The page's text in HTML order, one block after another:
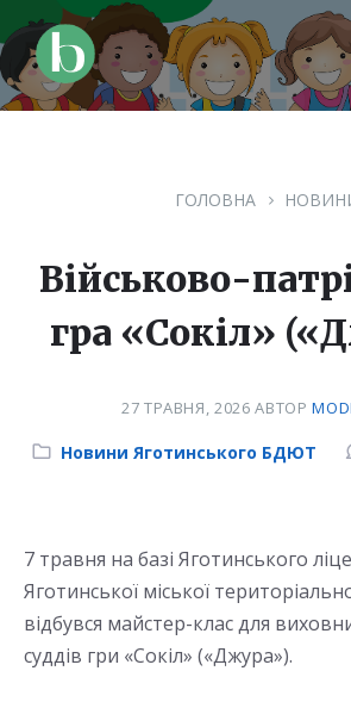
to
content
to
main
navigation
to
footer
ГОЛОВНА
Військово-
гра «Сокіл»
27 ТРАВНЯ, 2026АВТОР
Category:
Новини Яготинського БДЮТ
7 травня на базі Яготинського
Яготинської міської
відбувся майстер-клас для
суддів гри «Сокіл» («Джура»).